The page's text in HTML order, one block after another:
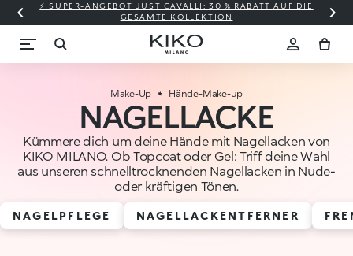
⚡ SUPER-ANGEBOT JUST CAVALLI: 30 % RABATT AUF DIE
GESAMTE KOLLEKTION
Make-Up Hände-Make-up
NAGELLACKE
Kümmere dich um deine Hände mit Nagellacken von
KIKO MILANO. Ob Topcoat oder Gel: Triff deine Wahl
aus unseren schnelltrocknenden Nagellacken in Nude-
oder kräftigen Tönen.
NAGELPFLEGE NAGELLACKENTFERNER